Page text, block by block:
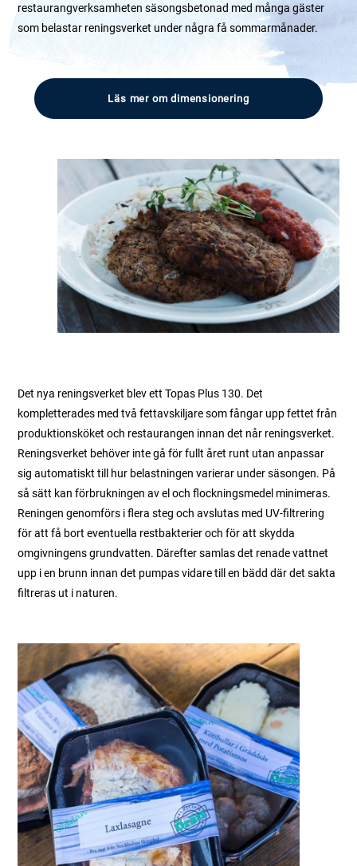
restaurangverksamheten säsongsbetonad med många gäster
som belastar reningsverket under några få sommarmånader.
Läs mer om dimensionering
Det nya reningsverket blev ett Topas Plus 130. Det
kompletterades med två fettavskiljare som fångar upp fettet från
produktionsköket och restaurangen innan det når reningsverket.
Reningsverket behöver inte gå för fullt året runt utan anpassar
sig automatiskt till hur belastningen varierar under säsongen. På
så sätt kan förbrukningen av el och flockningsmedel minimeras.
Reningen genomförs i flera steg och avslutas med UV-filtrering
för att få bort eventuella restbakterier och för att skydda
omgivningens grundvatten. Därefter samlas det renade vattnet
upp i en brunn innan det pumpas vidare till en bädd där det sakta
filtreras ut i naturen.